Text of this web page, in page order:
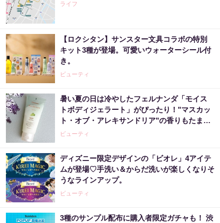
ライフ
【ロクシタン】サンスター文具コラボの特別
キット3種が登場。可愛いウォーターシール付
き。
ビューティ
暑い夏の日は冷やしたフェルナンダ「モイス
トボディジェラート」がぴったり！"マスカッ
ト・オブ・アレキサンドリア"の香りもたまら
ん♡《編集部レポ》
ビューティ
ディズニー限定デザインの「ビオレ」4アイテ
ムが登場♡手洗い＆からだ洗いが楽しくなりそ
うなラインアップ。
ビューティ
3種のサンプル配布に購入者限定ガチャも！ 渋